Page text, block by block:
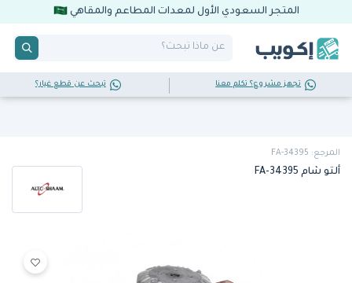
المتجر السعودي الأول لمعدات المطاعم والمقاهي
تجهز مشروع؟ تكلم معنا تبحث عن قطع غيار؟
المرجع: FA-34395
ألتو شام FA-34395